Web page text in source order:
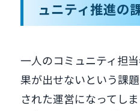
ュニティ推進の
一人のコミュニティ担
果が出せないという課
された運営になってし